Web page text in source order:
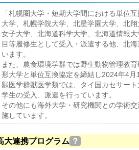
「札幌圏大学・短期大学間における単位
大学、札幌学院大学、北星学園大学、北
女子大学、北海道科学大学、北海道情報
目等履修生として受入・派遣する他、北
います。
また、農食環境学群では野生動物管理教
形大学と単位互換協定を締結し2024年4月
獣医学群獣医学類では、タイ国カセサー
学生の受入、派遣を行っています。
その他にも海外大学・研究機関との学術
施しています。
大連携プログラム ？